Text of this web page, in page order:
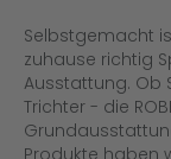
Selbstgemacht
zuhause richtig
Ausstattung. Ob
Trichter - die
Produkte haben